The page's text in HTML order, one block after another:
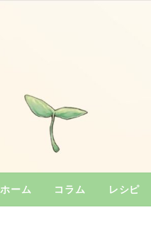
ホーム コラム レシピ